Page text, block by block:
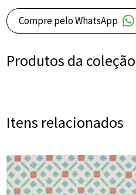
Compre pelo WhatsApp
Produtos da coleção
Itens relacionados